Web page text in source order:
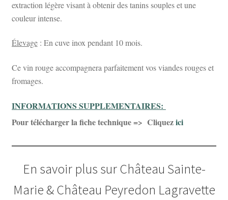
extraction légère visant à obtenir des tanins souples et une
couleur intense.
Élevage: En cuve inox pendant 10 mois.
Ce vin rouge accompagnera parfaitement vos viandes rouges et
fromages.
INFORMATIONS SUPPLEMENTAIRES:
Pour télécharger la fiche technique => Cliquezici
En savoir plus sur Château Sainte-
Marie & Château Peyredon Lagravette